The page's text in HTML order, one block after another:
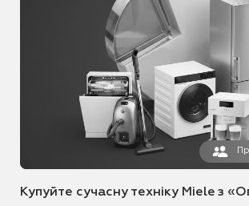
Купуйте сучасну техніку Miele з